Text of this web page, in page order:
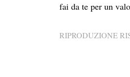
fai da te per un
RIPRODUZIONE